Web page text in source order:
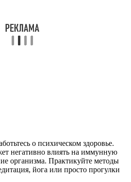
о психическом здоровье.
негативно влиять на иммунную
организма. Практикуйте методы
йога или просто прогулки